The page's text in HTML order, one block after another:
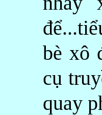
bè xô
cụ
quay